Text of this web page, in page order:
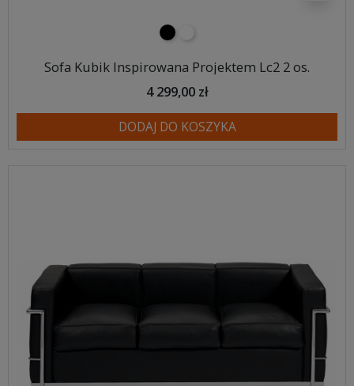
czarny
Sofa Kubik Inspirowana Projektem Lc2 2 os.
4 299,00 zł
DODAJ DO KOSZYKA